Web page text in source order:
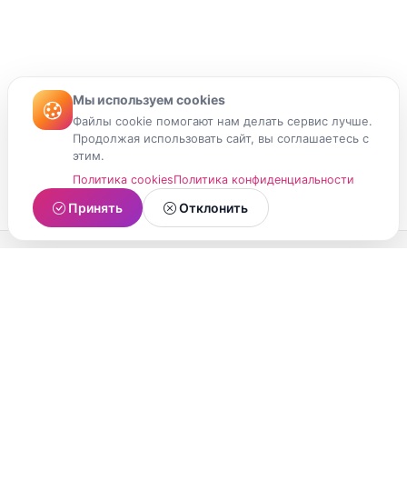
Мы используем cookies
Файлы cookie помогают нам делать сервис лучше.
Продолжая использовать сайт, вы соглашаетесь с
этим.
Политика cookiesПолитика конфиденциальности
Принять Отклонить